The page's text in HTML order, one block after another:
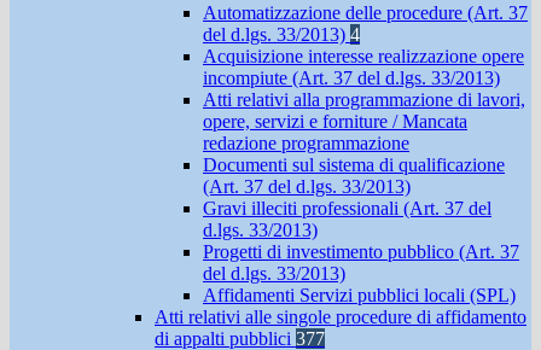
Automatizzazione delle procedure (Art. 37
del d.lgs. 33/2013) 4
Acquisizione interesse realizzazione opere
incompiute (Art. 37 del d.lgs. 33/2013)
Atti relativi alla programmazione di lavori,
opere, servizi e forniture / Mancata
redazione programmazione
Documenti sul sistema di qualificazione
(Art. 37 del d.lgs. 33/2013)
Gravi illeciti professionali (Art. 37 del
d.lgs. 33/2013)
Progetti di investimento pubblico (Art. 37
del d.lgs. 33/2013)
Affidamenti Servizi pubblici locali (SPL)
Atti relativi alle singole procedure di affidamento
di appalti pubblici 377